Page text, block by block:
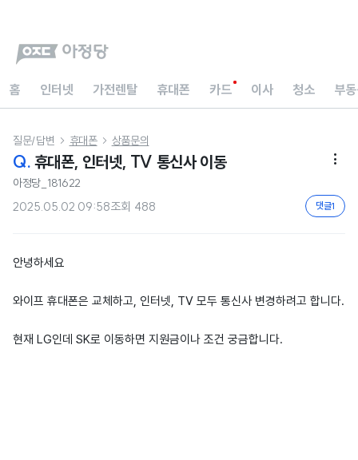
홈 인터넷 가전렌탈 휴대폰 카드 이사 청소 부
질문/답변  휴대폰  상품문의
Q. 휴대폰, 인터넷, TV 통신사 이동 
아정당_181622
2025.05.02 09:58조회 488 댓글1
안녕하세요
와이프 휴대폰은 교체하고, 인터넷, TV 모두 통신사 변경하려고 합니다.
현재 LG인데 SK로 이동하면 지원금이나 조건 궁금합니다.